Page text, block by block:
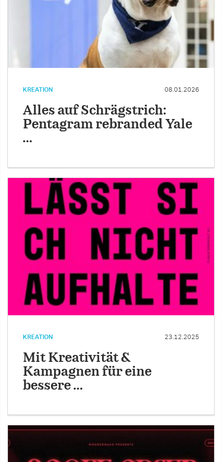
KREATION 08.01.2026
Alles auf Schrägstrich:
Pentagram rebranded Yale
…
KREATION 23.12.2025
Mit Kreativität &
Kampagnen für eine
bessere …